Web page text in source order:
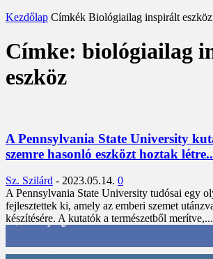
Kezdőlap Címkék Biológiailag inspirált eszköz
Címke: biológiailag
eszköz
A Pennsylvania State University
szemre hasonló eszközt hoztak
Sz. Szilárd - 2023.05.14. 0
A Pennsylvania State University tudósai egy
fejlesztettek ki, amely az emberi szemet
készítésére. A kutatók a természetből merítve,...
3,452 Rajongók